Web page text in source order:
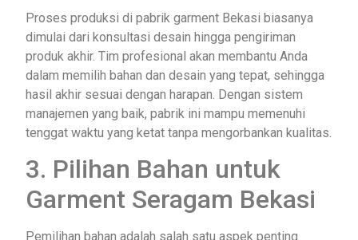
Proses produksi di pabrik garment Bekasi biasanya
dimulai dari konsultasi desain hingga pengiriman
produk akhir. Tim profesional akan membantu Anda
dalam memilih bahan dan desain yang tepat, sehingga
hasil akhir sesuai dengan harapan. Dengan sistem
manajemen yang baik, pabrik ini mampu memenuhi
tenggat waktu yang ketat tanpa mengorbankan kualitas.
3. Pilihan Bahan untuk
Garment Seragam Bekasi
Pemilihan bahan adalah salah satu aspek penting